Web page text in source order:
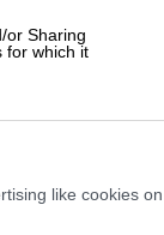
or Sharing
for which it
like cookies on